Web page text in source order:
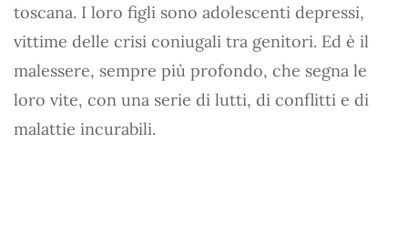
toscana. I loro figli sono adolescenti depressi,
vittime delle crisi coniugali tra genitori. Ed è il
malessere, sempre più profondo, che segna le
loro vite, con una serie di lutti, di conflitti e di
malattie incurabili.